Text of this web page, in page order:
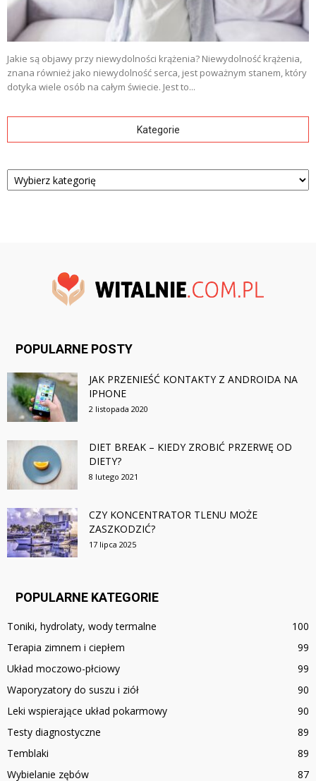
Jakie są objawy przy niewydolności krążenia? Niewydolność krążenia,
znana również jako niewydolność serca, jest poważnym stanem, który
dotyka wiele osób na całym świecie. Jest to...
Kategorie
Kategorie
POPULARNE POSTY
JAK PRZENIEŚĆ KONTAKTY Z ANDROIDA NA
IPHONE
2 listopada 2020
DIET BREAK – KIEDY ZROBIĆ PRZERWĘ OD
DIETY?
8 lutego 2021
CZY KONCENTRATOR TLENU MOŻE
ZASZKODZIĆ?
17 lipca 2025
POPULARNE KATEGORIE
Toniki, hydrolaty, wody termalne
100
Terapia zimnem i ciepłem
99
Układ moczowo-płciowy
99
Waporyzatory do suszu i ziół
90
Leki wspierające układ pokarmowy
90
Testy diagnostyczne
89
Temblaki
89
Wybielanie zębów
87